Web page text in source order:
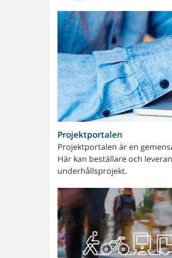
Projektportalen
Projektportalen är en
Här kan beställare och
underhållsprojekt.